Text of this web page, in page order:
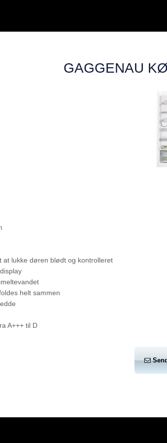
GAGGENAU
lukke døren blødt og kontrolleret
helt sammen
A+++ til D